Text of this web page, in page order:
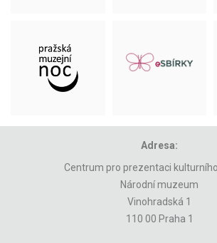
Adresa:
Centrum pro prezentaci
Národní muzeum
Vinohradská 1
110 00 Praha 1